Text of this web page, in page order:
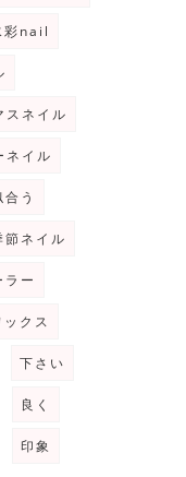
彩nail
スネイル
ネイル
う
節ネイル
ラー
ックス
下さい
良く
印象